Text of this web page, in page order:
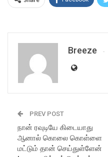
Breeze
PREV POST
நான் ரவுடியே கிடையாது
ஆனால் கொலை கொள்ளை
மட்டும் தான் செய்துள்ளேன்